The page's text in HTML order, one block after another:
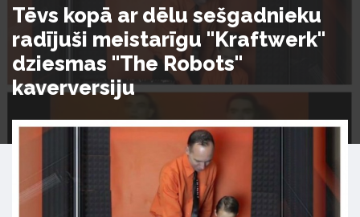
Tēvs kopā ar dēlu sešgadnieku
radījuši meistarīgu "Kraftwerk"
dziesmas "The Robots"
kaverversiju